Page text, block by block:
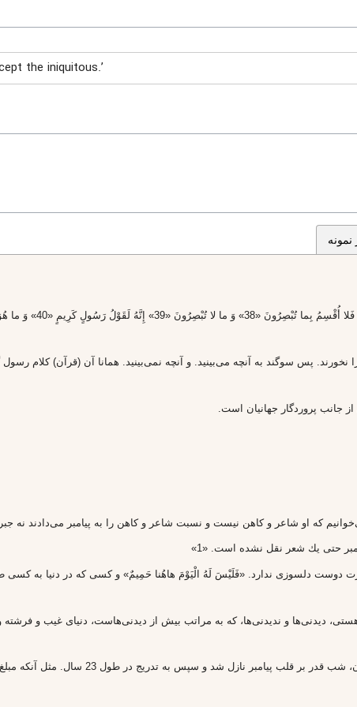
the iniquitous.’
نمونه
فَلَيْسَ لَهُ الْيَوْمَ هاهُنا حَمِيمٌ «35» وَ لا طَعامٌ
پس سوگند به آنچه مى‌بينيد. و آنچه نمى‌بينيد. همانا آن (قرآن) كلام
جانب پروردگار جهانيان است.
كه او شاعر و كاهن نيست و نسبت شاعر و كاهن را به پيامبر مى‌دادند نه
حتى يك شعر نقل نشده است. «1»
دلسوزى ندارد. «فَلَيْسَ لَهُ الْيَوْمَ هاهُنا حَمِيمٌ» و كسى كه در دنيا به كسى
ديدنى‌ها و نديدنى‌ها، كه به مراتب بيش از ديدنى‌هاست، دنياى غيب و فرشته
قرآن به تدريج نازل شده است، زيرا كلمه تنزيل براى نزول تدريجى است. البتّه تمام